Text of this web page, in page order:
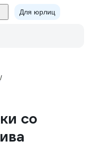
Для юрлиц
/
со